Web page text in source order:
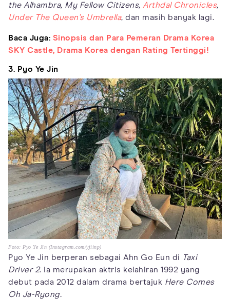
the Alhambra, My Fellow Citizens, Arthdal Chronicles,
Under The Queen's Umbrella, dan masih banyak lagi.
Baca Juga: Sinopsis dan Para Pemeran Drama Korea
SKY Castle, Drama Korea dengan Rating Tertinggi!
3. Pyo Ye Jin
Foto: Pyo Ye Jin (Instagram.com/yjiinp)
Pyo Ye Jin berperan sebagai Ahn Go Eun di Taxi
Driver 2. Ia merupakan aktris kelahiran 1992 yang
debut pada 2012 dalam drama bertajuk Here Comes
Oh Ja-Ryong.